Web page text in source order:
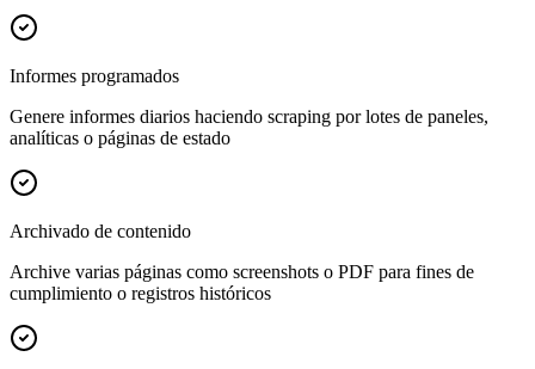
Informes programados
Genere informes diarios haciendo scraping por lotes de paneles,
analíticas o páginas de estado
Archivado de contenido
Archive varias páginas como screenshots o PDF para fines de
cumplimiento o registros históricos